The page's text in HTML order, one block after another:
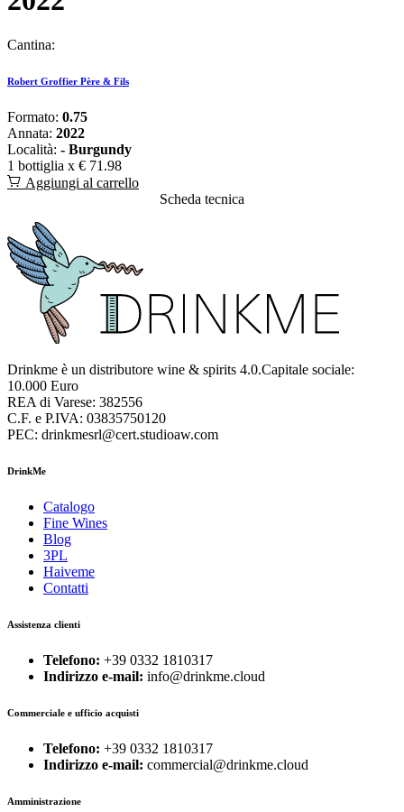
Cantina:
Robert Groffier Père & Fils
Formato: 0.75
Annata: 2022
Località: - Burgundy
1 bottiglia x € 71.98
Aggiungi al carrello
Scheda tecnica
Drinkme è un distributore wine & spirits 4.0.Capitale sociale:
10.000 Euro
REA di Varese: 382556
C.F. e P.IVA: 03835750120
PEC: drinkmesrl@cert.studioaw.com
DrinkMe
Catalogo
Fine Wines
Blog
3PL
Haiveme
Contatti
Assistenza clienti
Telefono: +39 0332 1810317
Indirizzo e-mail: info@drinkme.cloud
Commerciale e ufficio acquisti
Telefono: +39 0332 1810317
Indirizzo e-mail: commercial@drinkme.cloud
Amministrazione